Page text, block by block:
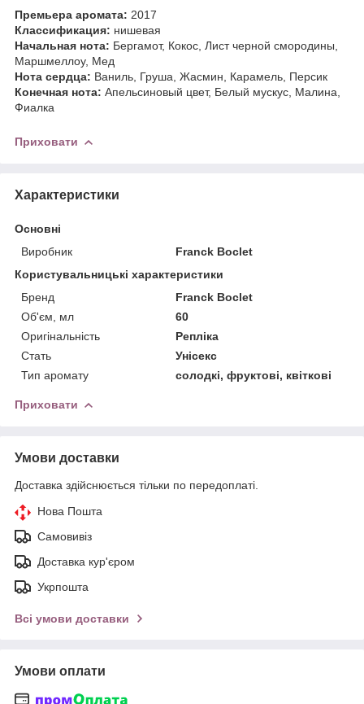
Премьера аромата: 2017
Классификация: нишевая
Начальная нота: Бергамот, Кокос, Лист черной смородины,
Маршмеллоу, Мед
Нота сердца: Ваниль, Груша, Жасмин, Карамель, Персик
Конечная нота: Апельсиновый цвет, Белый мускус, Малина,
Фиалка
Приховати
Характеристики
Основні
Виробник
Franck Boclet
Користувальницькі характеристики
Бренд
Franck Boclet
Об'єм, мл
60
Оригінальність
Репліка
Стать
Унісекс
Тип аромату
солодкі, фруктові, квіткові
Приховати
Умови доставки
Доставка здійснюється тільки по передоплаті.
Нова Пошта
Самовивіз
Доставка кур'єром
Укрпошта
Всі умови доставки
Умови оплати